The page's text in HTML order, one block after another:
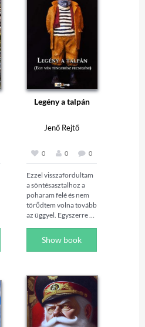
Legény a talpán
Jenő Rejtő
0 0 0
Ezzel visszafordultam
a söntésasztalhoz a
poharam felé és nem
törődtem volna tovább
az üggyel. Egyszerre
hátbaszúr. Ez már
felbosszantott! Az
keresztülvágtam a
söntéspolcon, hogy
rázuhant a
mennyezetes állvány
vagy harminc üveggel.
A másikat hasbalőttem,
Show book